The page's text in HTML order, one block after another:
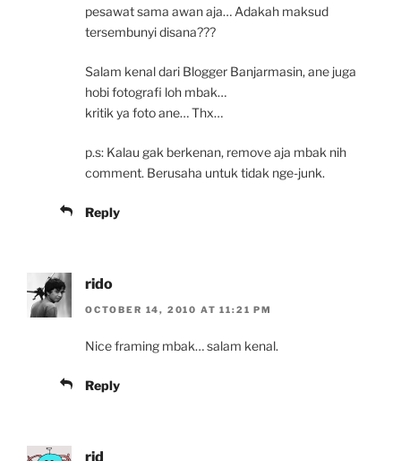
pesawat sama awan aja… Adakah maksud
tersembunyi disana???
Salam kenal dari Blogger Banjarmasin, ane juga
hobi fotografi loh mbak…
kritik ya foto ane… Thx…
p.s: Kalau gak berkenan, remove aja mbak nih
comment. Berusaha untuk tidak nge-junk.
Reply
rido
OCTOBER 14, 2010 AT 11:21 PM
Nice framing mbak… salam kenal.
Reply
rid